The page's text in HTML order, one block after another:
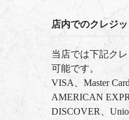
店内でのクレジ
当店では下記ク
可能です。
VISA、Master
AMERICAN
DISCOVER、